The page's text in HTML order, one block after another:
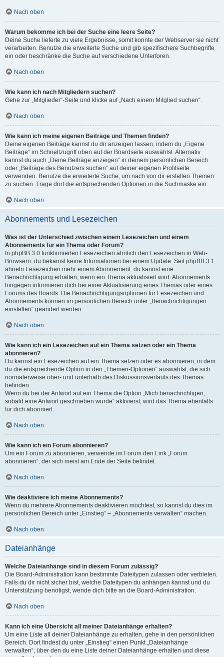
Nach oben
Warum bekomme ich bei der Suche eine leere Seite?
Deine Suche lieferte zu viele Ergebnisse, somit konnte der Webserver sie nicht
verarbeiten. Benutze die erweiterte Suche und gib spezifischere Suchbegriffe
ein oder beschränke die Suche auf verschiedene Unterforen.
Nach oben
Wie kann ich nach Mitgliedern suchen?
Gehe zur „Mitglieder“-Seite und klicke auf „Nach einem Mitglied suchen“.
Nach oben
Wie kann ich meine eigenen Beiträge und Themen finden?
Deine eigenen Beiträge kannst du dir anzeigen lassen, indem du „Eigene
Beiträge“ im Schnellzugriff oben auf der Boardseite auswählst. Alternativ
kannst du auch „Deine Beiträge anzeigen“ in deinem persönlichen Bereich
oder „Beiträge des Benutzers suchen“ auf deiner eigenen Profilseite
verwenden. Benutze die erweiterte Suche, um nach von dir erstellen Themen
zu suchen. Trage dort die entsprechenden Optionen in die Suchmaske ein.
Nach oben
Abonnements und Lesezeichen
Was ist der Unterschied zwischen einem Lesezeichen und einem
Abonnements für ein Thema oder Forum?
In phpBB 3.0 funktionierten Lesezeichen ähnlich den Lesezeichen in Web-
Browsern: du bekamst keine Informationen bei einem Update. Seit phpBB 3.1
ähneln Lesezeichen mehr einem Abonnement: du kannst eine
Benachrichtigung erhalten, wenn ein Thema aktualisiert wird. Abonnements
hingegen informieren dich bei einer Aktualisierung eines Themas oder eines
Forums des Boards. Die Benachrichtigungsoptionen für Lesezeichen und
Abonnements können im persönlichen Bereich unter „Benachrichtigungen
einstellen“ geändert werden.
Nach oben
Wie kann ich ein Lesezeichen auf ein Thema setzen oder ein Thema
abonnieren?
Du kannst ein Lesezeichen auf ein Thema setzen oder es abonnieren, in dem
du die entsprechende Option in den „Themen-Optionen“ auswählst, die sich
normalerweise ober- und unterhalb des Diskussionsverlaufs des Themas
befinden.
Wenn du bei der Antwort auf ein Thema die Option „Mich benachrichtigen,
sobald eine Antwort geschrieben wurde“ aktivierst, wird das Thema ebenfalls
für dich abonniert.
Nach oben
Wie kann ich ein Forum abonnieren?
Um ein Forum zu abonnieren, verwende im Forum den Link „Forum
abonnieren“, der sich meist am Ende der Seite befindet.
Nach oben
Wie deaktiviere ich meine Abonnements?
Wenn du mehrere Abonnements deaktivieren möchtest, so kannst du dies im
persönlichen Bereich unter „Einstieg“ – „Abonnements verwalten“ machen.
Nach oben
Dateianhänge
Welche Dateianhänge sind in diesem Forum zulässig?
Die Board-Administration kann bestimmte Dateitypen zulassen oder verbieten.
Falls du dir nicht sicher bist, welche Dateitypen du anhängen kannst und du
Unterstützung benötigst, wende dich bitte an die Board-Administration.
Nach oben
Kann ich eine Übersicht all meiner Dateianhänge erhalten?
Um eine Liste all deiner Dateianhänge zu erhalten, gehe in den persönlichen
Bereich. Dort findest du unter „Einstieg“ einen Punkt „Dateianhänge
verwalten“, über den du eine Liste deiner Dateianhänge erhalten und diese